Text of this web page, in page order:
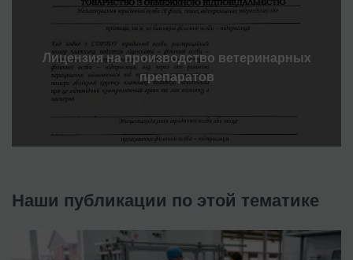
Лицензия на производство ветеринарных
препаратов
Наши публикации по этой тематике